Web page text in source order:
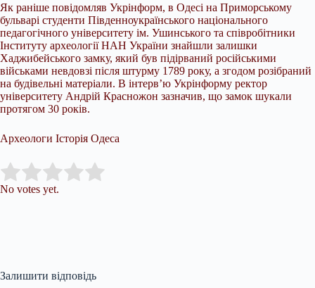
Як раніше повідомляв Укрінформ, в Одесі на Приморському
бульварі студенти Південноукраїнського національного
педагогічного університету ім. Ушинського та співробітники
Інституту археології НАН України знайшли залишки
Хаджибейського замку, який був підірваний російськими
військами невдовзі після штурму 1789 року, а згодом розібраний
на будівельні матеріали. В інтерв’ю Укрінформу ректор
університету Андрій Красножон зазначив, що замок шукали
протягом 30 років.
Археологи Історія Одеса
Rate this item:
No votes yet.
Залишити відповідь